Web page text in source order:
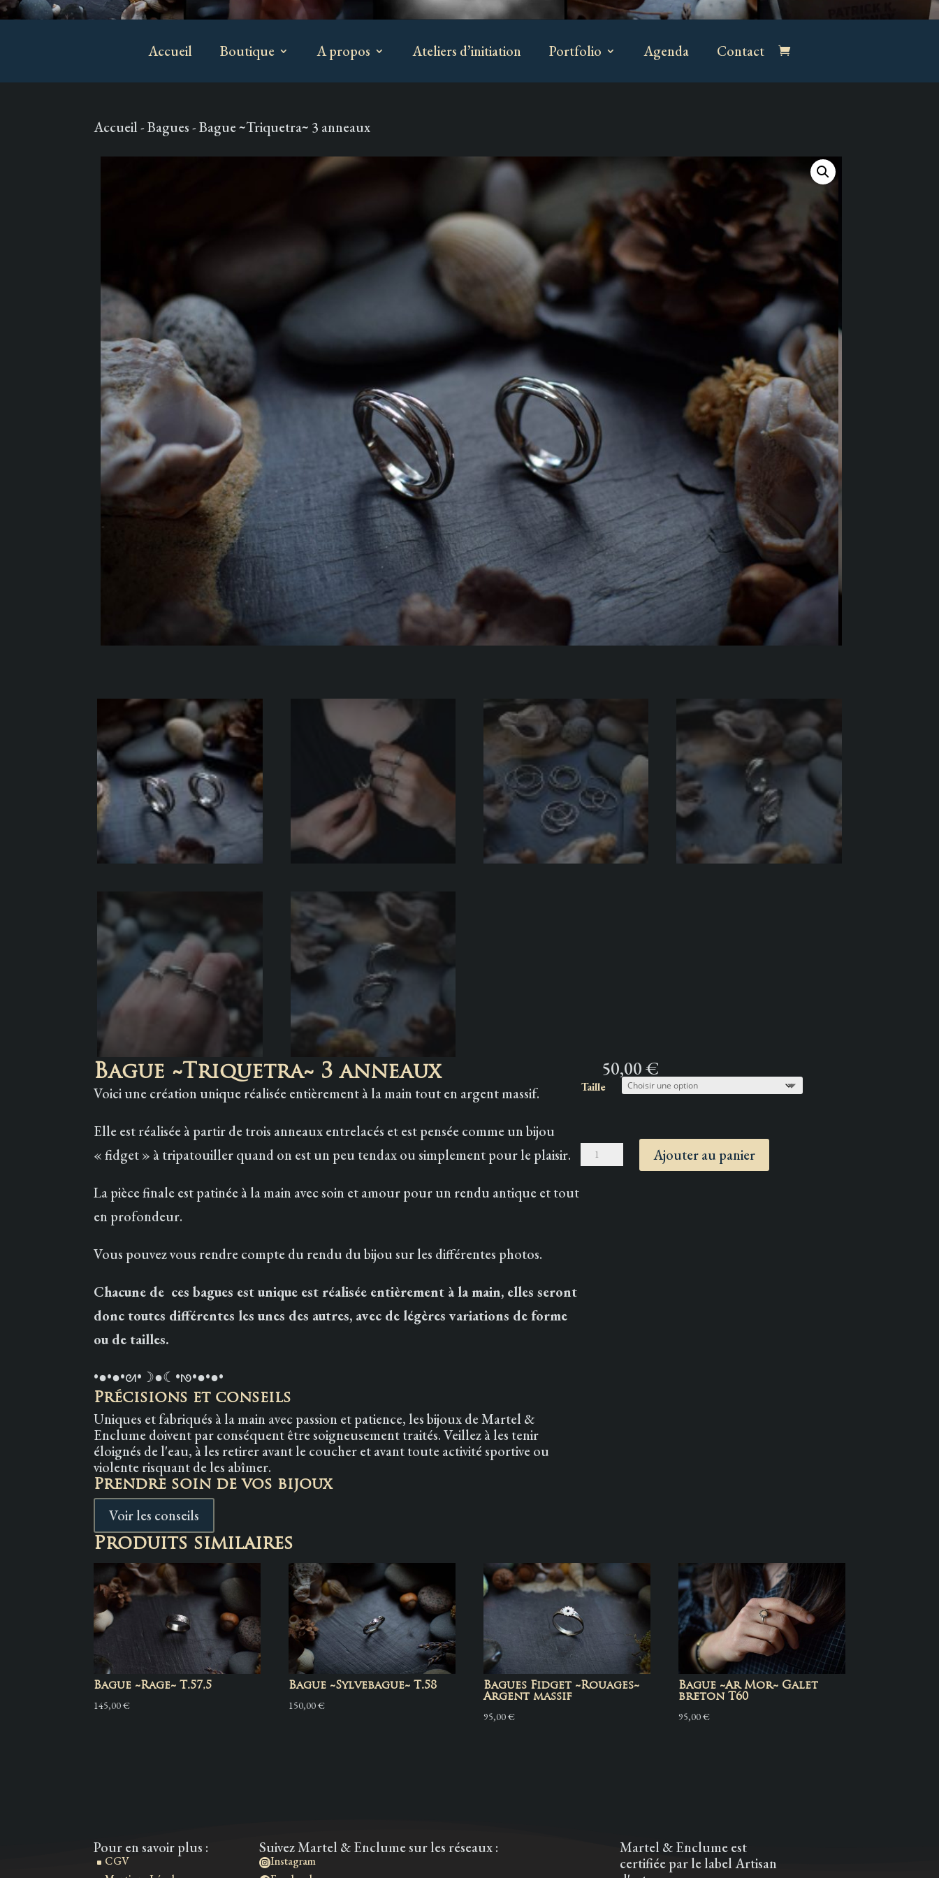
Accueil Boutique A propos Ateliers d’initiation Portfolio Agenda Contact
Accueil-Bagues- Bague ~Triquetra~ 3 anneaux
Bague ~Triquetra~ 3 anneaux
Voici une création unique réalisée entièrement à la main tout en argent massif.
Elle est réalisée à partir de trois anneaux entrelacés et est pensée comme un bijou
« fidget » à tripatouiller quand on est un peu tendax ou simplement pour le plaisir.
La pièce finale est patinée à la main avec soin et amour pour un rendu antique et tout
en profondeur.
Vous pouvez vous rendre compte du rendu du bijou sur les différentes photos.
Chacune de ces bagues est unique est réalisée entièrement à la main, elles seront
donc toutes différentes les unes des autres, avec de légères variations de forme
ou de tailles.
•●•●•ᘛ•☽●☾•ᘚ•●•●•
Précisions et conseils
Uniques et fabriqués à la main avec passion et patience, les bijoux de Martel &
Enclume doivent par conséquent être soigneusement traités. Veillez à les tenir
éloignés de l'eau, à les retirer avant le coucher et avant toute activité sportive ou
violente risquant de les abîmer.
Prendre soin de vos bijoux
Voir les conseils
50,00€
Taille
quantité
de
Ajouter au panier
Produits similaires
Bague ~Rage~ T.57,5
145,00€
Bague ~Sylvebague~ T.58
150,00€
Bagues Fidget ~Rouages~
Argent massif
95,00€
Bague ~Ar Mor~ Galet
breton T60
95,00€
Pour en savoir plus :
^ CGV
Suivez Martel & Enclume sur les réseaux :
Instagram
Martel & Enclume est
certifiée par le label Artisan